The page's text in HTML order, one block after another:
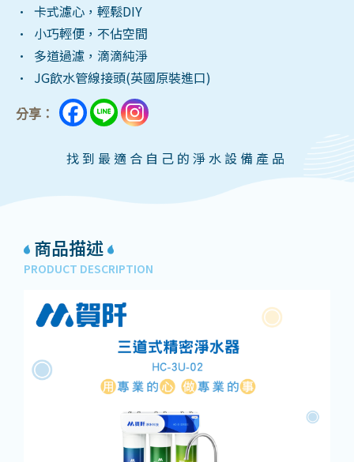
• 卡式濾心，輕鬆DIY
• 小巧輕便，不佔空間
• 多道過濾，滴滴純淨
• JG飲水管線接頭(英國原裝進口)
分享：
找到最適合自己的淨水設備產品
商品描述
PRODUCT DESCRIPTION